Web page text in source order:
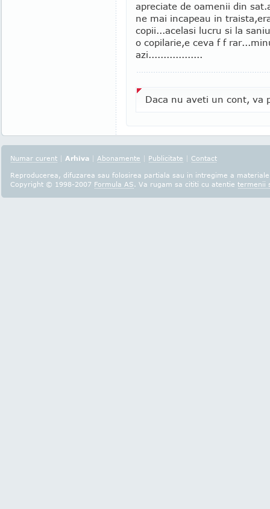
apreciate de oamenii din
ne mai incapeau in
copii...acelasi lucru si la
o copilarie,e ceva f f
azi..................
Daca nu aveti un cont, va
Numar curent | Arhiva | Abonamente | Publicitate | Contact
Reproducerea, difuzarea sau folosirea partiala sau in intregime a
Copyright © 1998-2007 Formula AS. Va rugam sa cititi cu atentie termenii